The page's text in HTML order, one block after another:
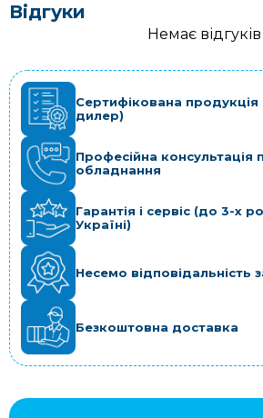
Відгуки
Немає відгуків
Сертифікована продукція
дилер)
Професійна консультація
обладнання
Гарантія і сервіс (до 3-х
Україні)
Несемо відповідальність
Безкоштовна доставка